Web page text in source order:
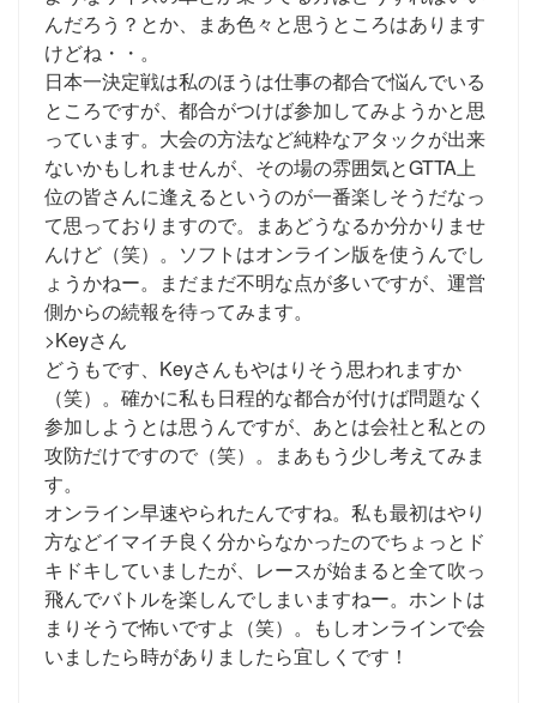
んだろう？とか、まあ色々と思うところはあります
けどね・・。
日本一決定戦は私のほうは仕事の都合で悩んでいる
ところですが、都合がつけば参加してみようかと思
っています。大会の方法など純粋なアタックが出来
ないかもしれませんが、その場の雰囲気とGTTA上
位の皆さんに逢えるというのが一番楽しそうだなっ
て思っておりますので。まあどうなるか分かりませ
んけど（笑）。ソフトはオンライン版を使うんでし
ょうかねー。まだまだ不明な点が多いですが、運営
側からの続報を待ってみます。
>Keyさん
どうもです、Keyさんもやはりそう思われますか
（笑）。確かに私も日程的な都合が付けば問題なく
参加しようとは思うんですが、あとは会社と私との
攻防だけですので（笑）。まあもう少し考えてみま
す。
オンライン早速やられたんですね。私も最初はやり
方などイマイチ良く分からなかったのでちょっとド
キドキしていましたが、レースが始まると全て吹っ
飛んでバトルを楽しんでしまいますねー。ホントは
まりそうで怖いですよ（笑）。もしオンラインで会
いましたら時がありましたら宜しくです！